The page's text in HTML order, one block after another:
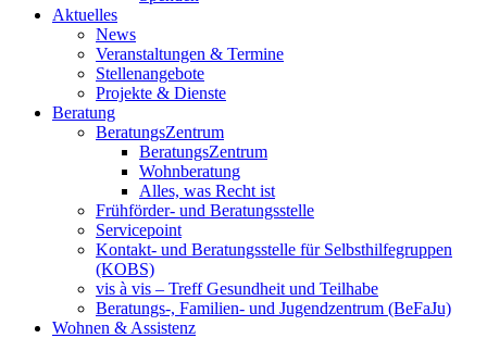
Aktuelles
News
Veranstaltungen & Termine
Stellenangebote
Projekte & Dienste
Beratung
BeratungsZentrum
BeratungsZentrum
Wohnberatung
Alles, was Recht ist
Frühförder- und Beratungsstelle
Servicepoint
Kontakt- und Beratungsstelle für Selbsthilfegruppen
(KOBS)
vis à vis – Treff Gesundheit und Teilhabe
Beratungs-, Familien- und Jugendzentrum (BeFaJu)
Wohnen & Assistenz